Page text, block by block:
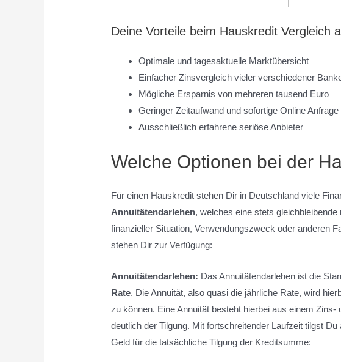
Deine Vorteile beim Hauskredit Vergleich
Optimale und tagesaktuelle Marktübersicht
Einfacher Zinsvergleich vieler verschiedener
Mögliche Ersparnis von mehreren tausend Euro
Geringer Zeitaufwand und sofortige Online Anfrage
Ausschließlich erfahrene seriöse Anbieter
Welche Optionen bei der
Für einen Hauskredit stehen Dir in Deutschland viele
Annuitätendarlehen, welches eine stets
finanzieller Situation, Verwendungszweck oder anderen
stehen Dir zur Verfügung:
Annuitätendarlehen: Das Annuitätendarlehen ist die
Rate. Die Annuität, also quasi die jährliche Rate, wird
zu können. Eine Annuität besteht hierbei aus einem
deutlich der Tilgung. Mit fortschreitender Laufzeit tilgst
Geld für die tatsächliche Tilgung der Kreditsumme: